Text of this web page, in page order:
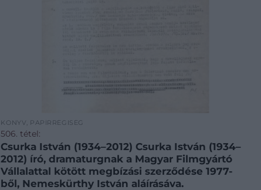
KÖNYV, PAPÍRRÉGISÉG
506. tétel:
Csurka István (1934–2012) Csurka István (1934–
2012) író, dramaturgnak a Magyar Filmgyártó
Vállalattal kötött megbízási szerződése 1977-
ből, Nemeskürthy István aláírásáva.